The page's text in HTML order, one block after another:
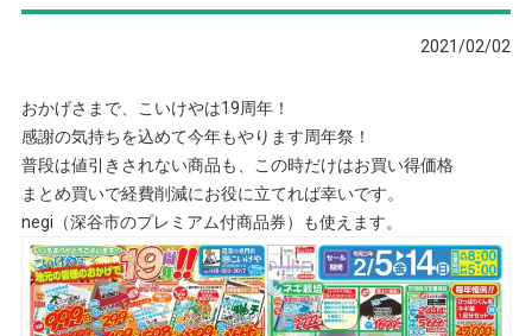
2021/02/02
おかげさまで、こいけやは19周年！
感謝の気持ちを込めて今年もやります周年祭！
普段は値引きされない商品も、この時だけはお買い得価格
まとめ買いで経費削減にお役に立てれば幸いです。
negi（深谷市のプレミアム付商品券）も使えます。